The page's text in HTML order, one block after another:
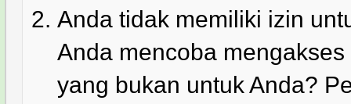
Anda tidak memiliki izin
Anda mencoba
yang bukan untuk Anda?